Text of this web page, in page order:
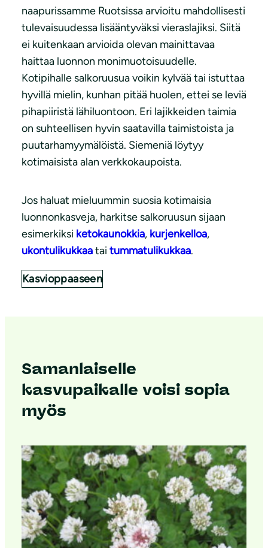
naapurissamme Ruotsissa arvioitu mahdollisesti
tulevaisuudessa lisääntyväksi vieraslajiksi. Siitä
ei kuitenkaan arvioida olevan mainittavaa
haittaa luonnon monimuotoisuudelle.
Kotipihalle salkoruusua voikin kylvää tai istuttaa
hyvillä mielin, kunhan pitää huolen, ettei se leviä
pihapiiristä lähiluontoon. Eri lajikkeiden taimia
on suhteellisen hyvin saatavilla taimistoista ja
puutarhamyymälöistä. Siemeniä löytyy
kotimaisista alan verkkokaupoista.
Jos haluat mieluummin suosia kotimaisia
luonnonkasveja, harkitse salkoruusun sijaan
esimerkiksi ketokaunokkia, kurjenkelloa,
ukontulikukkaatai tummatulikukkaa.
Kasvioppaaseen
Samanlaiselle
kasvupaikalle voisi sopia
myös